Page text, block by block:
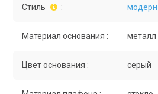
Стиль : модерн
Материал основания : металл
Цвет основания : серый